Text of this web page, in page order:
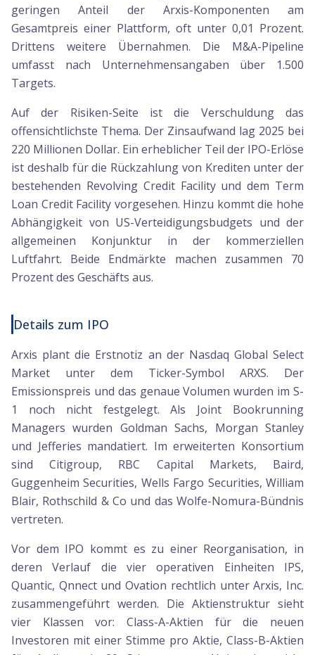
geringen Anteil der Arxis-Komponenten am
Gesamtpreis einer Plattform, oft unter 0,01 Prozent.
Drittens weitere Übernahmen. Die M&A-Pipeline
umfasst nach Unternehmensangaben über 1.500
Targets.
Auf der Risiken-Seite ist die Verschuldung das
offensichtlichste Thema. Der Zinsaufwand lag 2025 bei
220 Millionen Dollar. Ein erheblicher Teil der IPO-Erlöse
ist deshalb für die Rückzahlung von Krediten unter der
bestehenden Revolving Credit Facility und dem Term
Loan Credit Facility vorgesehen. Hinzu kommt die hohe
Abhängigkeit von US-Verteidigungsbudgets und der
allgemeinen Konjunktur in der kommerziellen
Luftfahrt. Beide Endmärkte machen zusammen 70
Prozent des Geschäfts aus.
Details zum IPO
Arxis plant die Erstnotiz an der Nasdaq Global Select
Market unter dem Ticker-Symbol ARXS. Der
Emissionspreis und das genaue Volumen wurden im S-
1 noch nicht festgelegt. Als Joint Bookrunning
Managers wurden Goldman Sachs, Morgan Stanley
und Jefferies mandatiert. Im erweiterten Konsortium
sind Citigroup, RBC Capital Markets, Baird,
Guggenheim Securities, Wells Fargo Securities, William
Blair, Rothschild & Co und das Wolfe-Nomura-Bündnis
vertreten.
Vor dem IPO kommt es zu einer Reorganisation, in
deren Verlauf die vier operativen Einheiten IPS,
Quantic, Qnnect und Ovation rechtlich unter Arxis, Inc.
zusammengeführt werden. Die Aktienstruktur sieht
vier Klassen vor: Class-A-Aktien für die neuen
Investoren mit einer Stimme pro Aktie, Class-B-Aktien